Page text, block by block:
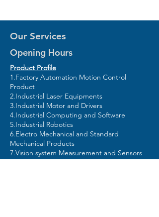
Our Services
Opening Hours
Product Profile
1.Factory Automation Motion Control
Product
2.Industrial Laser Equipments
3.Industrial Motor and Drivers
4.Industrial Computing and Software
5.Industrial Robotics
6.Electro Mechanical and Standard
Mechanical Products
7.Vision system Measurement and Sensors